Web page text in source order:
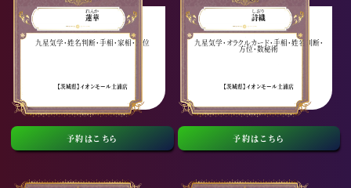
れんか
蓮華
九星気学・姓名判断・手相・家相・方位
【茨城県】イオンモール土浦店
予約はこちら
しおり
詩織
九星気学・オラクルカード・手相・姓名判断・
方位・数秘術
【茨城県】イオンモール土浦店
予約はこちら